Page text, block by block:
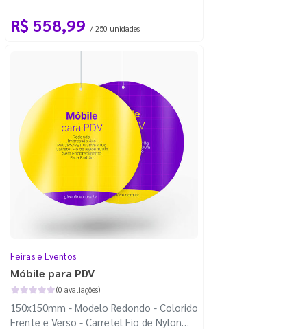
R$ 558,99 / 250 unidades
Feiras e Eventos
Móbile para PDV
(0 avaliações)
150x150mm - Modelo Redondo - Colorido
Frente e Verso - Carretel Fio de Nylon